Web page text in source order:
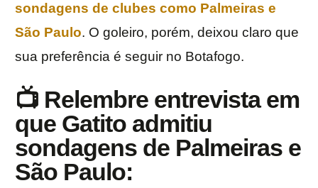
sondagens de clubes como Palmeiras e
São Paulo. O goleiro, porém, deixou claro que
sua preferência é seguir no Botafogo.
📺 Relembre entrevista em
que Gatito admitiu
sondagens de Palmeiras e
São Paulo: